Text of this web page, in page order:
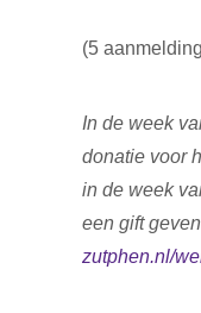
(5
In de week
donatie voor
in de week
een gift
zutphen.nl/